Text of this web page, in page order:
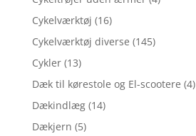
Cykelværktøj (16)
Cykelværktøj diverse (145)
Cykler (13)
Dæk til kørestole og El-scootere (4)
Dækindlæg (14)
Dækjern (5)